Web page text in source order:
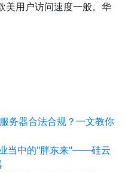
美用户访问速度一般。华
务器合法合规？一文教你
当中的"胖东来"——硅云